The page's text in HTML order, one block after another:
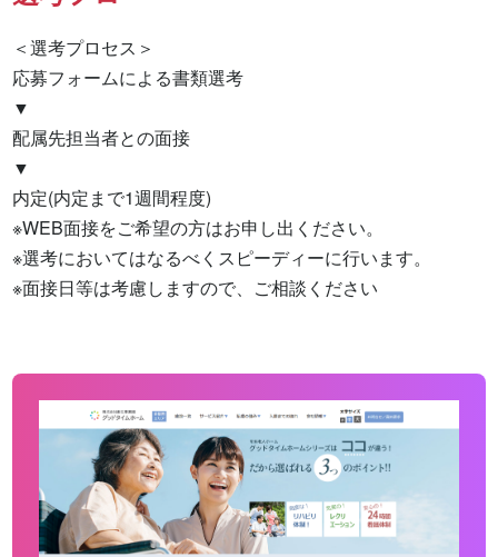
＜選考プロセス＞
応募フォームによる書類選考
▼
配属先担当者との面接
▼
内定(内定まで1週間程度)
※WEB面接をご希望の方はお申し出ください。
※選考においてはなるべくスピーディーに行います。
※面接日等は考慮しますので、ご相談ください